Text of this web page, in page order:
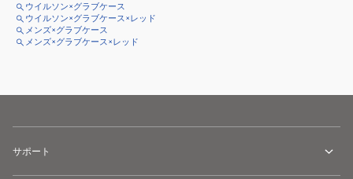
ウイルソン×グラブケース
ウイルソン×グラブケース×レッド
メンズ×グラブケース
メンズ×グラブケース×レッド
サポート